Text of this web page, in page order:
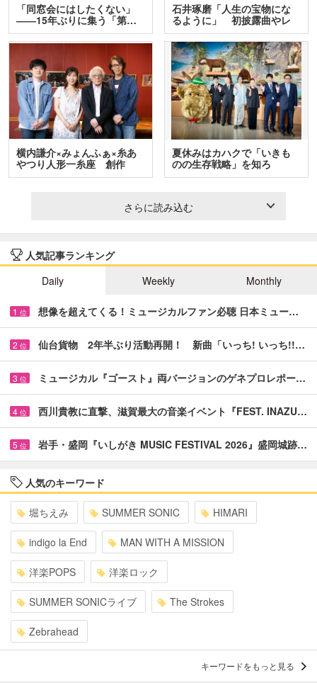
「同窓会にはしたくない」
――15年ぶりに集う「第…
石井琢磨「人生の宝物にな
るように」 初披露曲やレ
ア…
横内謙介×みょんふぁ×糸あ
やつり人形一糸座 創作
人…
夏休みはカハクで「いきも
のの生存戦略」を知ろ
う！ …
さらに読み込む
人気記事ランキング
Daily
Weekly Monthly
1 位 想像を超えてくる！ミュージカルファン必聴 日本ミュー…
2 位 仙台貨物 2年半ぶり活動再開！ 新曲「いっち! いっち!!…
3 位 ミュージカル『ゴースト』両バージョンのゲネプロレポー…
4 位 西川貴教に直撃、滋賀最大の音楽イベント『FEST. INAZU…
5 位 岩手・盛岡『いしがき MUSIC FESTIVAL 2026』盛岡城跡…
人気のキーワード
堀ちえみ SUMMER SONIC HIMARI
indigo la End MAN WITH A MISSION
洋楽POPS 洋楽ロック
SUMMER SONICライブ The Strokes
Zebrahead
キーワードをもっと見る